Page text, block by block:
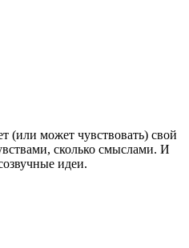
(или может чувствовать) свой
сколько смыслами. И
идеи.